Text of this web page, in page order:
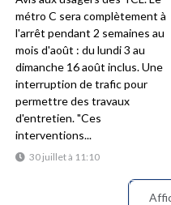
30 juillet à 11:10
métro C sera complètement à
l'arrêt pendant 2 semaines au
mois d'août : du lundi 3 au
dimanche 16 août inclus. Une
interruption de trafic pour
permettre des travaux
d'entretien. "Ces
interventions...